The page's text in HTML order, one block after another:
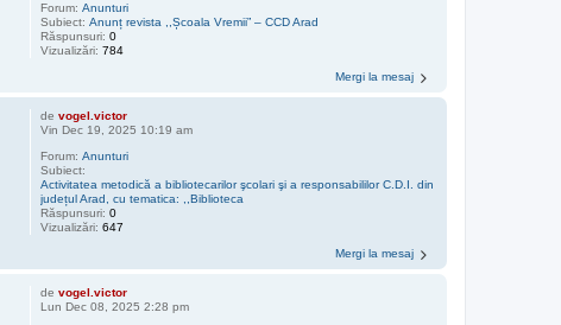
Forum:Anunturi
Subiect:Anunț revista ,,Școala Vremii” – CCD Arad
Răspunsuri:0
Vizualizări:784
Mergi la mesaj
devogel.victor
Vin Dec 19, 2025 10:19 am
Forum:Anunturi
Subiect:
Activitatea metodică a bibliotecarilor şcolari şi a responsabililor C.D.I. din
județul Arad, cu tematica: ,,Biblioteca
Răspunsuri:0
Vizualizări:647
Mergi la mesaj
devogel.victor
Lun Dec 08, 2025 2:28 pm